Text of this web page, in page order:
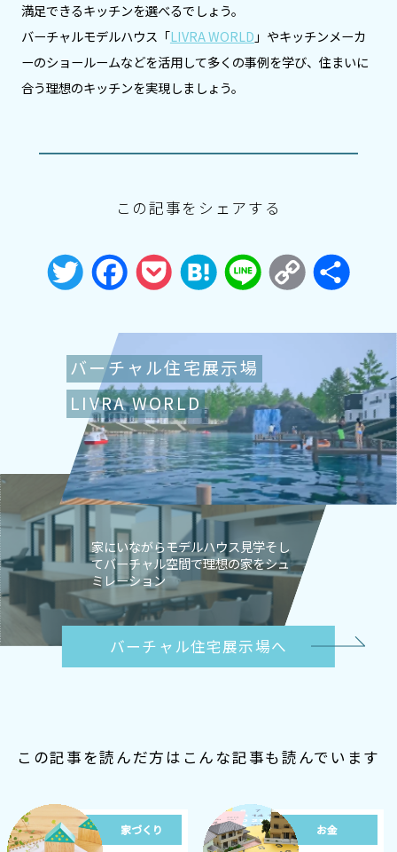
満足できるキッチンを選べるでしょう。
バーチャルモデルハウス「LIVRA WORLD 」やキッチンメーカ
ーのショールームなどを活用して多くの事例を学び、住まいに
合う理想のキッチンを実現しましょう。
この記事をシェアする
TwitterFacebook
PocketHatena
LineCopy
Link
共
有
バーチャル住宅展示場
LIVRA WORLD
家にいながらモデルハウス見学そし
てバーチャル空間で理想の家をシュ
ミレーション
バーチャル住宅展示場へ
この記事を読んだ方はこんな記事も読んでいます
家づくり お金